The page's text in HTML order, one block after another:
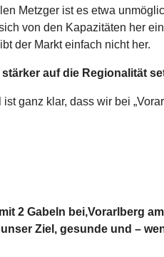
Metzger ist es etwa
von den Kapazitäten her
der Markt einfach nicht her.
auf die Regionalität
ganz klar, dass wir bei
2 Gabeln bei‚Vorarlberg
Ziel, gesunde und –